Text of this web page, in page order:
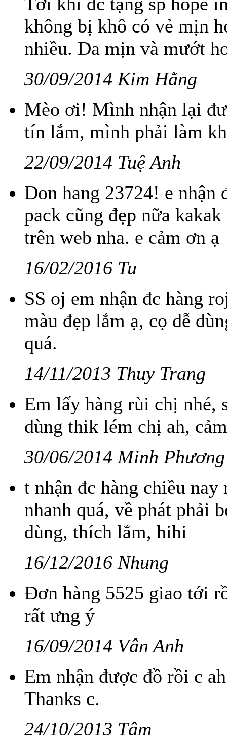
không bị khô có vẻ mịn
nhiều. Da mịn và mướt
30/09/2014 Kim Hằng
Mèo ơi! Mình nhận lại
tín lắm, mình phải làm
22/09/2014 Tuệ Anh
Don hang 23724! e
pack cũng đẹp nữa
trên web nha. e cảm ơn ạ
16/02/2016 Tu
SS oj em nhận đc hàng
màu đẹp lắm ạ, cọ dễ
quá.
14/11/2013 Thuy Trang
Em lấy hàng rùi chị nhé,
dùng thik lém chị ah,
30/06/2014 Minh Phương
t nhận đc hàng chiều
nhanh quá, về phát phải
dùng, thích lắm, hihi
16/12/2016 Nhung
Đơn hàng 5525 giao tới
rất ưng ý
16/09/2014 Vân Anh
Em nhận được đồ rồi c
Thanks c.
24/10/2013 Tâm